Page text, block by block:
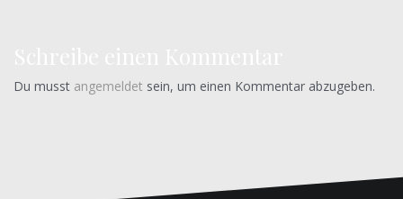
Du musst angemeldet sein, um einen Kommentar abzugeben.